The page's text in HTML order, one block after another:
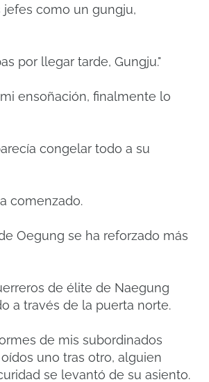
jefes como un gungju,
por llegar tarde, Gungju."
ensoñación, finalmente lo
congelar todo a su
comenzado.
Oegung se ha reforzado más
de élite de Naegung
a través de la puerta norte.
de mis subordinados
uno tras otro, alguien
se levantó de su asiento.